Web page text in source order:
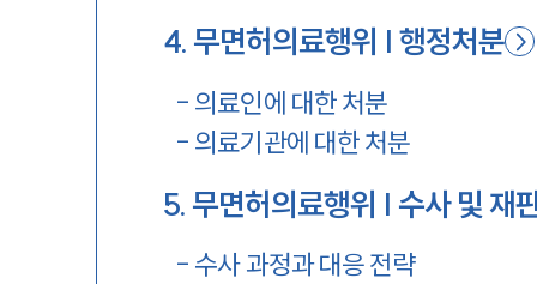
4. 무면허의료행위 | 행정처분
- 의료인에 대한 처분
- 의료기관에 대한 처분
5. 무면허의료행위 | 수사 및 재
- 수사 과정과 대응 전략